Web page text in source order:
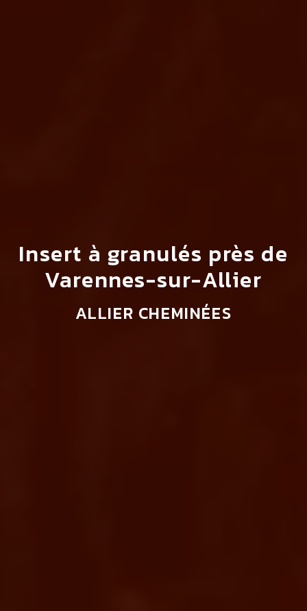
Insert à granulés près de
Varennes-sur-Allier
ALLIER CHEMINÉES